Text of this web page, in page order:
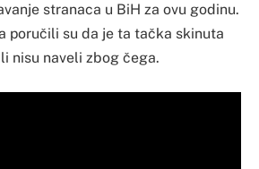
stranaca u BiH za ovu godinu.
poručili su da je ta tačka skinuta
nisu naveli zbog čega.